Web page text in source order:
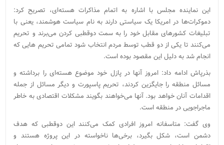
این نماینده مجلس با اشاره به اتمام مذاکرات هسته‌ای، تصریح کرد:
دموکرات‌ها در امریکا یک سیاستی دارند به نام سیاست هوشمند، یعنی با
تبلیغات کشورهای مقابل خود را به سمت دوقطبی کردن می‌برند و تحریم
می‌کنند تا یکی از دو قطب توسط مردم انتخاب شود تمامی تحریم هایی که
انجام شد به دلیل این مقصود بوده است.
بذرپاش ادامه داد: امروز آنها در پازل خود موضوع هسته‌ای را برداشته و
مسائل منطقه را جایگزین کردند، تحریم پاسپورت و دیگر مسائل از جمله
اقدامات آنان خواهد بود. آنها می‌خواهند بگویند مشکلات اقتصادی به خاطر
ماجراجویی در منطقه است.
وی گفت: متاسفانه امروز افرادی کمک می‌کنند این دوقطبی که هدف
دشمن است، شکل بگیرد، برخی‌ها ناخواسته در این پروژه هستند و